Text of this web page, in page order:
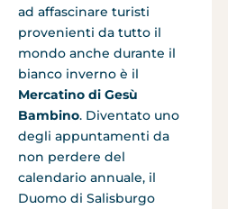
ad affascinare turisti
provenienti da tutto il
mondo anche durante il
bianco inverno è il
Mercatino di Gesù
Bambino. Diventato uno
degli appuntamenti da
non perdere del
calendario annuale, il
Duomo di Salisburgo